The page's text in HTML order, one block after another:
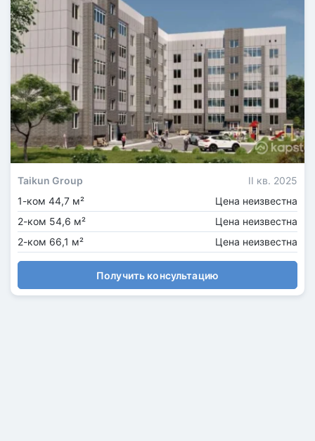
Taikun Group
II кв. 2025
1-ком 44,7 м²
Цена неизвестна
2-ком 54,6 м²
Цена неизвестна
2-ком 66,1 м²
Цена неизвестна
Получить консультацию